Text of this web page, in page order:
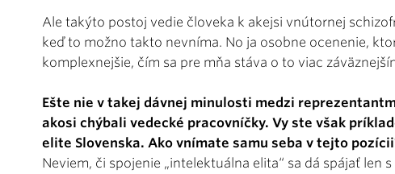
Ale takýto postoj vedie človeka k akejsi vnútornej
keď to možno takto nevníma. No ja osobne ocenenie,
komplexnejšie, čím sa pre mňa stáva o to viac
Ešte nie v takej dávnej minulosti medzi
akosi chýbali vedecké pracovníčky. Vy ste však
elite Slovenska. Ako vnímate samu seba v tejto
Neviem, či spojenie „intelektuálna elita“ sa dá spájať len